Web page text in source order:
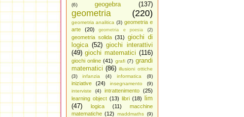
(6)
geogebra (137)
geometria (220)
geometria analitica (3) geometria e
arte
(20) geometria e poesia (2)
geometria solida (31) giochi di
logica (52) giochi interattivi
(49) giochi matematici (116)
giochi online (41) grafi (7) grandi
matematici (86) illusioni ottiche
(3)
infanzia (4) informatica (8)
iniziative (24) insegnamento
(9)
interviste
(4) intrattenimento
(25)
learning object (13) libri (18)
lim
(47)
logica (11)
macchine
matematiche (12) maddmaths (9)